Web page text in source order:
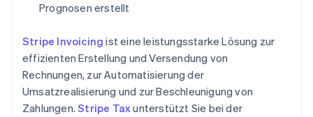
Prognosen erstellt
Stripe Invoicing ist eine leistungsstarke Lösung zur
effizienten Erstellung und Versendung von
Rechnungen, zur Automatisierung der
Umsatzrealisierung und zur Beschleunigung von
Zahlungen.Stripe Taxunterstützt Sie bei der